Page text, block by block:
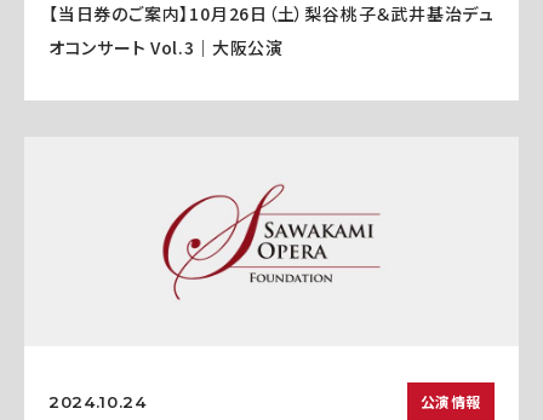
【当日券のご案内】10月26日（土）梨谷桃子＆武井基治デュ
オコンサート Vol.3｜大阪公演
2024.10.24 公演情報